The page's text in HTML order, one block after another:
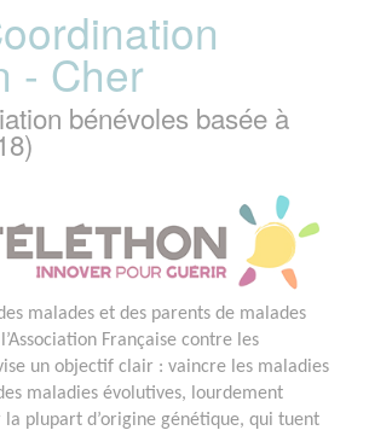
- Cher
bénévoles basée à
malades et des parents de malades
Française contre les
un objectif clair : vaincre les maladies
maladies évolutives, lourdement
plupart d’origine génétique, qui tuent